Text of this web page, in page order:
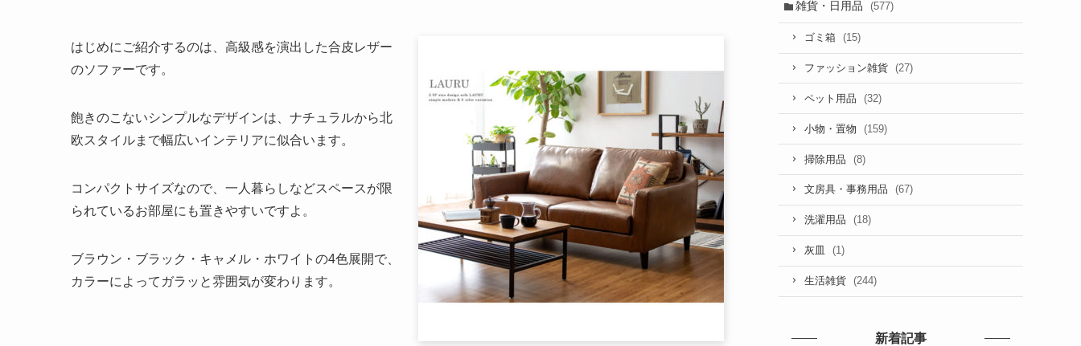
はじめにご紹介するのは、高級感を演出した合皮レザー
のソファーです。
飽きのこないシンプルなデザインは、ナチュラルから北
欧スタイルまで幅広いインテリアに似合います。
コンパクトサイズなので、一人暮らしなどスペースが限
られているお部屋にも置きやすいですよ。
ブラウン・ブラック・キャメル・ホワイトの4色展開で、
カラーによってガラッと雰囲気が変わります。
雑貨・日用品 (577)
ゴミ箱 (15)
ファッション雑貨 (27)
ペット用品 (32)
小物・置物 (159)
掃除用品 (8)
文房具・事務用品 (67)
洗濯用品 (18)
灰皿 (1)
生活雑貨 (244)
新着記事